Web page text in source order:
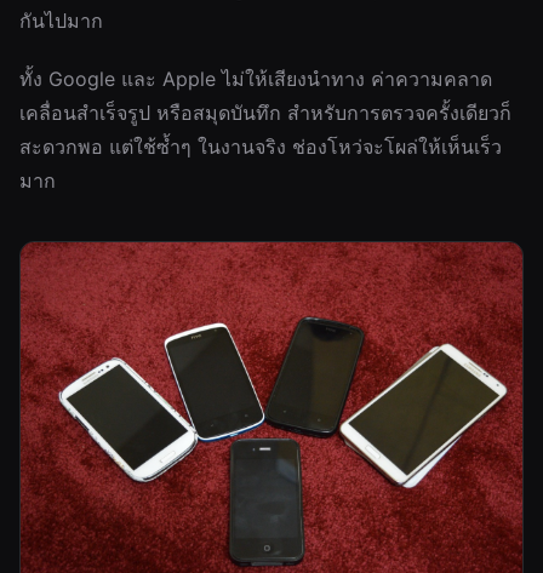
กันไปมาก
ทั้ง Google และ Apple ไม่ให้เสียงนำทาง ค่าความคลาด
เคลื่อนสำเร็จรูป หรือสมุดบันทึก สำหรับการตรวจครั้งเดียวก็
สะดวกพอ แต่ใช้ซ้ำๆ ในงานจริง ช่องโหว่จะโผล่ให้เห็นเร็ว
มาก